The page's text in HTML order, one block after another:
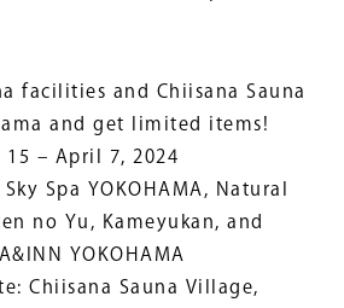
facilities and Chiisana Sauna
and get limited items!
15 – April 7, 2024
Spa YOKOHAMA, Natural
no Yu, Kameyukan, and
YOKOHAMA
Chiisana Sauna Village,